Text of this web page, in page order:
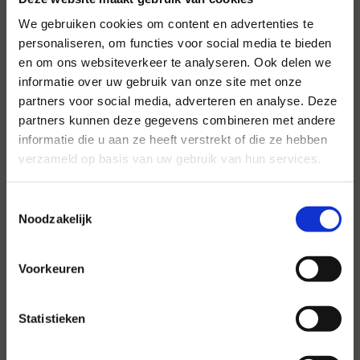
We gebruiken cookies om content en advertenties te
personaliseren, om functies voor social media te bieden
en om ons websiteverkeer te analyseren. Ook delen we
informatie over uw gebruik van onze site met onze
partners voor social media, adverteren en analyse. Deze
partners kunnen deze gegevens combineren met andere
informatie die u aan ze heeft verstrekt of die ze hebben
verzameld op basis van uw gebruik van hun services.
Noodzakelijk
Voorkeuren
Statistieken
Voor al uw evenementen en
partijen
Hansen Evenementen is uw partner voor
evenementen van groot tot klein.
Lees verder